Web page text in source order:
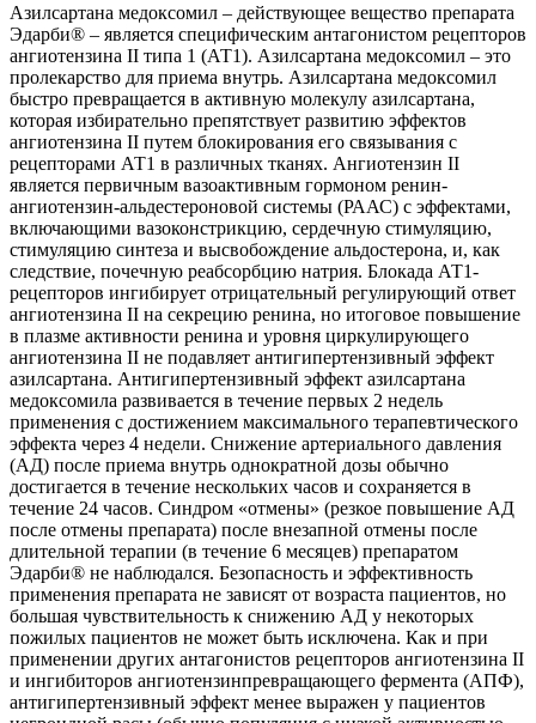
Азилсартана медоксомил – действующее вещество препарата
Эдарби® – является специфическим антагонистом рецепторов
ангиотензина II типа 1 (АТ1). Азилсартана медоксомил – это
пролекарство для приема внутрь. Азилсартана медоксомил
быстро превращается в активную молекулу азилсартана,
которая избирательно препятствует развитию эффектов
ангиотензина II путем блокирования его связывания с
рецепторами АТ1 в различных тканях. Ангиотензин II
является первичным вазоактивным гормоном ренин-
ангиотензин-альдестероновой системы (РААС) с эффектами,
включающими вазоконстрикцию, сердечную стимуляцию,
стимуляцию синтеза и высвобождение альдостерона, и, как
следствие, почечную реабсорбцию натрия. Блокада АТ1-
рецепторов ингибирует отрицательный регулирующий ответ
ангиотензина II на секрецию ренина, но итоговое повышение
в плазме активности ренина и уровня циркулирующего
ангиотензина II не подавляет антигипертензивный эффект
азилсартана. Антигипертензивный эффект азилсартана
медоксомила развивается в течение первых 2 недель
применения с достижением максимального терапевтического
эффекта через 4 недели. Снижение артериального давления
(АД) после приема внутрь однократной дозы обычно
достигается в течение нескольких часов и сохраняется в
течение 24 часов. Синдром «отмены» (резкое повышение АД
после отмены препарата) после внезапной отмены после
длительной терапии (в течение 6 месяцев) препаратом
Эдарби® не наблюдался. Безопасность и эффективность
применения препарата не зависят от возраста пациентов, но
бoльшая чувствительность к снижению АД у некоторых
пожилых пациентов не может быть исключена. Как и при
применении других антагонистов рецепторов ангиотензина II
и ингибиторов ангиотензинпревращающего фермента (АПФ),
антигипертензивный эффект менее выражен у пациентов